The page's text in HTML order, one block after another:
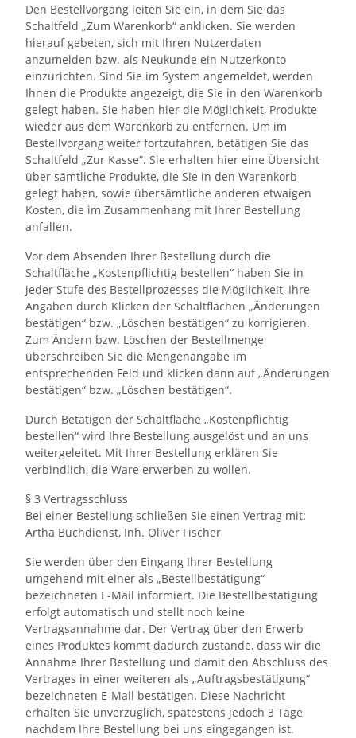
Den Bestellvorgang leiten Sie ein, in dem Sie das
Schaltfeld „Zum Warenkorb“ anklicken. Sie werden
hierauf gebeten, sich mit Ihren Nutzerdaten
anzumelden bzw. als Neukunde ein Nutzerkonto
einzurichten. Sind Sie im System angemeldet, werden
Ihnen die Produkte angezeigt, die Sie in den Warenkorb
gelegt haben. Sie haben hier die Möglichkeit, Produkte
wieder aus dem Warenkorb zu entfernen. Um im
Bestellvorgang weiter fortzufahren, betätigen Sie das
Schaltfeld „Zur Kasse“. Sie erhalten hier eine Übersicht
über sämtliche Produkte, die Sie in den Warenkorb
gelegt haben, sowie übersämtliche anderen etwaigen
Kosten, die im Zusammenhang mit Ihrer Bestellung
anfallen.
Vor dem Absenden Ihrer Bestellung durch die
Schaltfläche „Kostenpflichtig bestellen“ haben Sie in
jeder Stufe des Bestellprozesses die Möglichkeit, Ihre
Angaben durch Klicken der Schaltflächen „Änderungen
bestätigen“ bzw. „Löschen bestätigen“ zu korrigieren.
Zum Ändern bzw. Löschen der Bestellmenge
überschreiben Sie die Mengenangabe im
entsprechenden Feld und klicken dann auf „Änderungen
bestätigen“ bzw. „Löschen bestätigen“.
Durch Betätigen der Schaltfläche „Kostenpflichtig
bestellen“ wird Ihre Bestellung ausgelöst und an uns
weitergeleitet. Mit Ihrer Bestellung erklären Sie
verbindlich, die Ware erwerben zu wollen.
§ 3 Vertragsschluss
Bei einer Bestellung schließen Sie einen Vertrag mit:
Artha Buchdienst, Inh. Oliver Fischer
Sie werden über den Eingang Ihrer Bestellung
umgehend mit einer als „Bestellbestätigung“
bezeichneten E-Mail informiert. Die Bestellbestätigung
erfolgt automatisch und stellt noch keine
Vertragsannahme dar. Der Vertrag über den Erwerb
eines Produktes kommt dadurch zustande, dass wir die
Annahme Ihrer Bestellung und damit den Abschluss des
Vertrages in einer weiteren als „Auftragsbestätigung“
bezeichneten E-Mail bestätigen. Diese Nachricht
erhalten Sie unverzüglich, spätestens jedoch 3 Tage
nachdem Ihre Bestellung bei uns eingegangen ist.